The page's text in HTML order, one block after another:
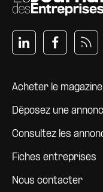
Pied de page
Acheter le magazine
Déposez une
Consultez les
Fiches entreprises
Nous contacter